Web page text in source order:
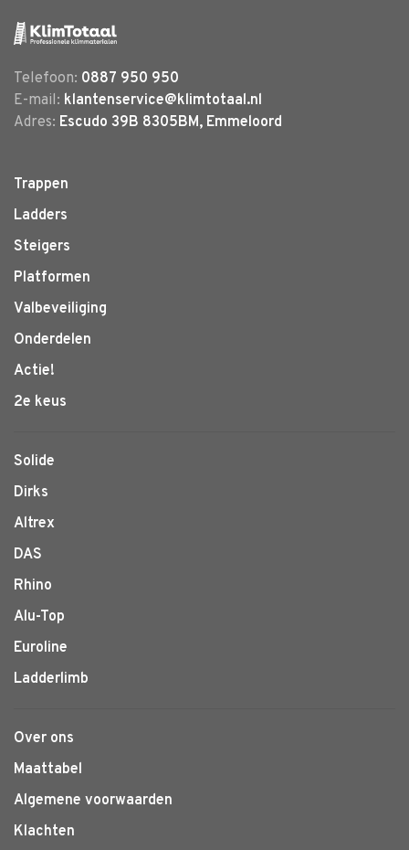
Telefoon: 0887 950 950
E-mail: klantenservice@klimtotaal.nl
Adres: Escudo 39B 8305BM, Emmeloord
Trappen
Ladders
Steigers
Platformen
Valbeveiliging
Onderdelen
Actie!
2e keus
Solide
Dirks
Altrex
DAS
Rhino
Alu-Top
Euroline
Ladderlimb
Over ons
Maattabel
Algemene voorwaarden
Klachten